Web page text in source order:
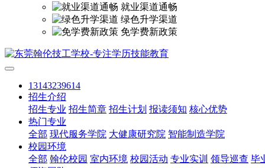
就业渠道通畅
绿色升学渠道
免学费新政策
13143239614
招生介绍
招生专业 招生简章 招生计划 报读须知 核心优势
热门专业
全部 现代服务学院 大健康研究院 智能制造学院
校园环境
全部 翰伦校园 室内环境 校园活动 专业实训 领导巡查 毕